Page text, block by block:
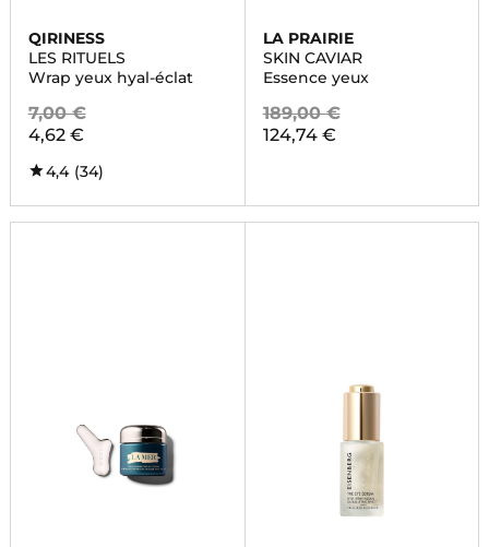
QIRINESS
LES RITUELS
Wrap yeux hyal-éclat
7,00 €
4,62 €
4,4 (34)
LA PRAIRIE
SKIN CAVIAR
Essence yeux
189,00 €
124,74 €